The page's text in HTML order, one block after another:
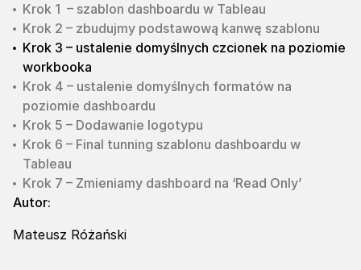
Krok 1 – szablon dashboardu w Tableau
Krok 2 – zbudujmy podstawową kanwę szablonu
Krok 3 – ustalenie domyślnych czcionek na poziomie
workbooka
Krok 4 – ustalenie domyślnych formatów na
poziomie dashboardu
Krok 5 – Dodawanie logotypu
Krok 6 – Final tunning szablonu dashboardu w
Tableau
Krok 7 – Zmieniamy dashboard na ‘Read Only’
Autor:
Mateusz Różański